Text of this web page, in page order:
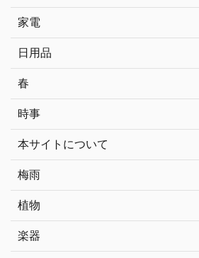
家電
日用品
春
時事
本サイトについて
梅雨
植物
楽器